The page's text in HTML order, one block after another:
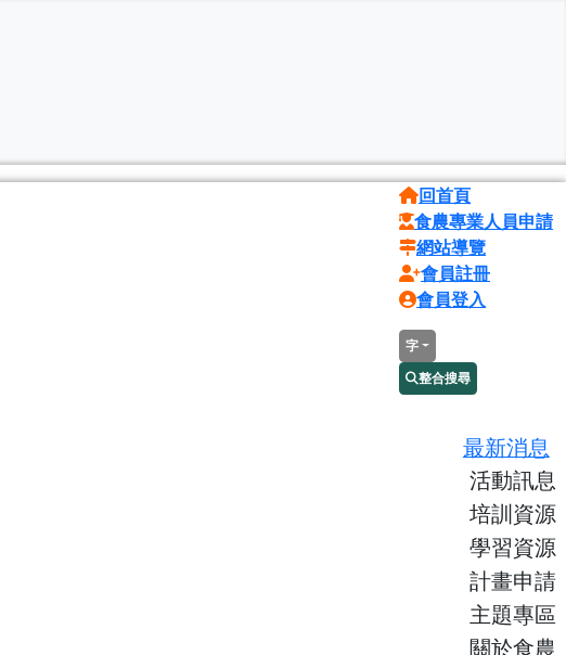
回首頁
食農專業人員申請
網站導覽
會員註冊
會員登入
字
整合搜尋
最新消息
活動訊息
培訓資源
學習資源
計畫申請
主題專區
關於食農